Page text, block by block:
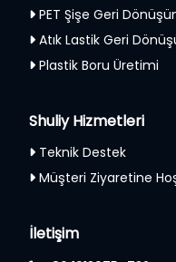
PET Şişe Geri
Atık Lastik Geri
Plastik Boru Üretimi
Shuliy Hizmetleri
Teknik Destek
Müşteri Ziyaretine
İletişim